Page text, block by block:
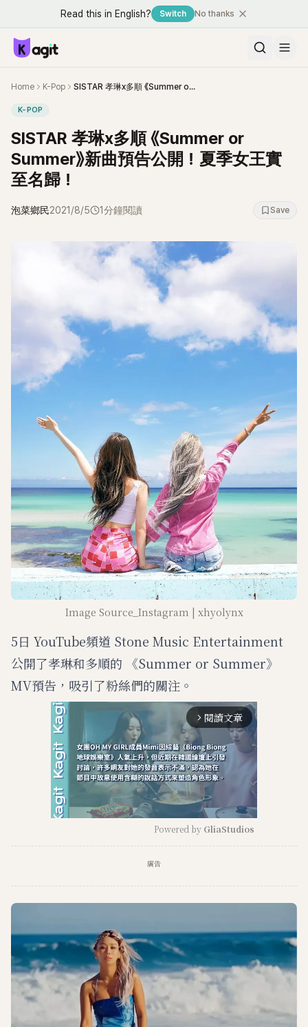
Read this in English? Switch No thanks
Home K-Pop SISTAR 孝琳x多順 《Summer or Summer》新曲預告公開！夏季女王實至名歸！
K-POP
SISTAR 孝琳x多順 《Summer or
Summer》新曲預告公開！夏季女王實
至名歸！
泡菜鄉民2021/8/5 1分鐘閱讀 Save
Image Source_Instagram | xhyolynx
5日 YouTube頻道 Stone Music Entertainment
公開了孝琳和多順的 《Summer or Summer》
MV預告，吸引了粉絲們的關注。
arrow_forward_ios 閱讀文章
t
Powered by GliaStudios
廣告